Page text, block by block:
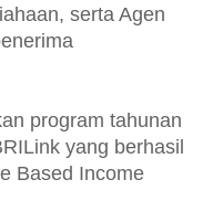
serta Agen
program tahunan
yang berhasil
Based Income